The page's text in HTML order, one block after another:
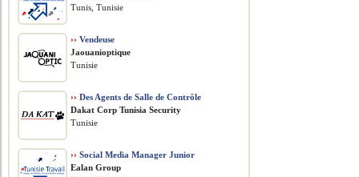
Tunis, Tunisie
›› Vendeuse
Jaouanioptique
Tunisie
›› Des Agents de Salle de Contrôle
Dakat Corp Tunisia Security
Tunisie
›› Social Media Manager Junior
Ealan Group